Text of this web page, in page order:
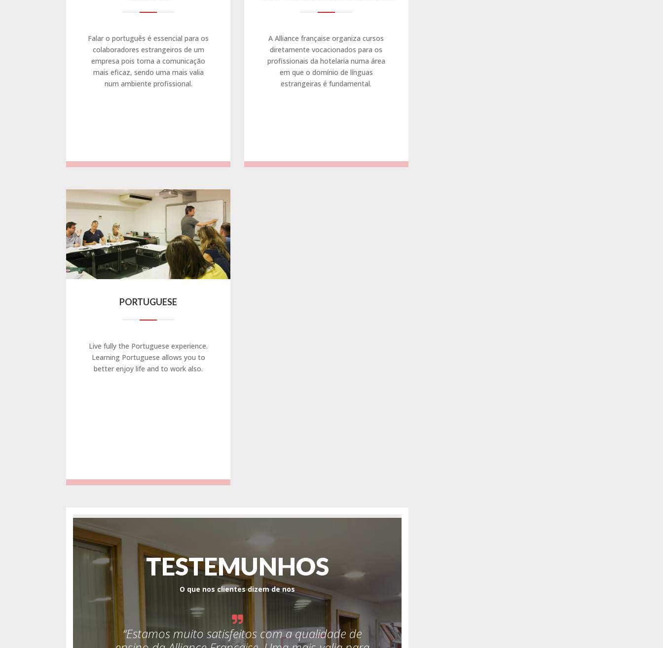
Falar o português é essencial para os
colaboradores estrangeiros de um
empresa pois torna a comunicação
mais eficaz, sendo uma mais valia
num ambiente profissional.
A Alliance française organiza cursos
diretamente vocacionados para os
profissionais da hotelaria numa área
em que o domínio de línguas
estrangeiras é fundamental.
PORTUGUESE
Live fully the Portuguese experience.
Learning Portuguese allows you to
better enjoy life and to work also.
TESTEMUNHOS
O que nos clientes dizem de nos
“Estamos muito satisfeitos com a qualidade de